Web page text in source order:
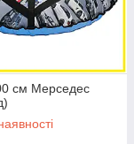
см Мерседес